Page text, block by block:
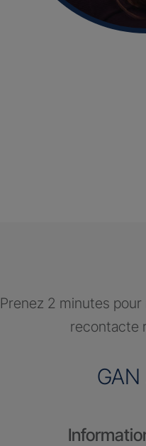
Prenez 2 minutes
recontacte
GAN